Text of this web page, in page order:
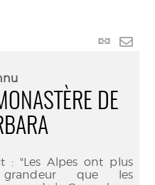
Lien
DE
: "Les Alpes ont plus
que les